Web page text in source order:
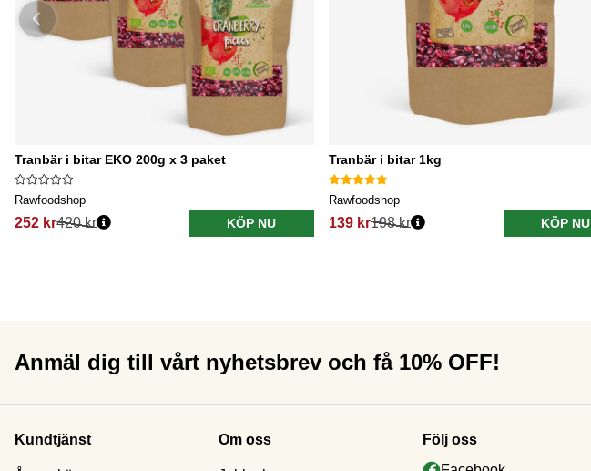
Tranbär i bitar EKO 200g x 3 paket
Rawfoodshop
252 kr420 kr KÖP NU
Tranbär i bitar 1kg
Rawfoodshop
139 kr198 kr KÖP NU
Anmäl dig till vårt nyhetsbrev och få 10% OFF!
Kundtjänst Om oss
Följ oss